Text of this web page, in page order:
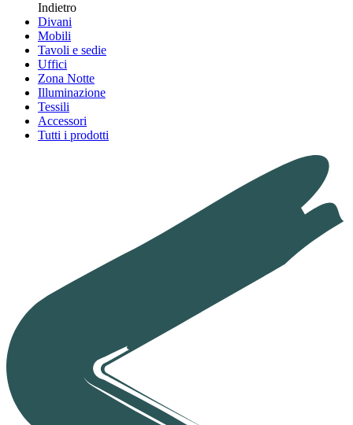
Indietro
Divani
Mobili
Tavoli e sedie
Uffici
Zona Notte
Illuminazione
Tessili
Accessori
Tutti i prodotti